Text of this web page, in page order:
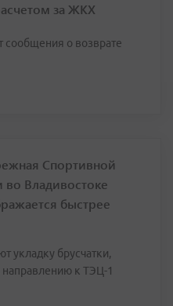
за ЖКХ
о возврате
Спортивной
во Владивостоке
быстрее
укладку брусчатки,
направлению к ТЭЦ-1